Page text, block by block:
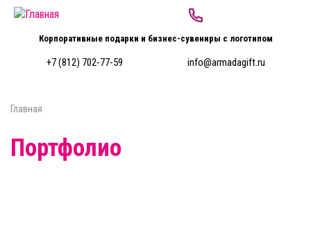
Перейти к основному содержанию
Корпоративные подарки и бизнес-сувениры с логотипом
+7 (812) 702-77-59 info@armadagift.ru
Главная
Портфолио